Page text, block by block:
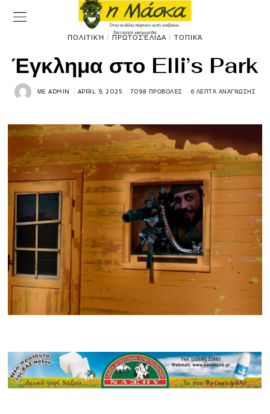
ΠΟΛΙΤΙΚΉ / ΠΡΩΤΟΣΈΛΙΔΑ / ΤΟΠΙΚΆ
Έγκλημα στο Elli’s Park
ΜΕADMIN APRIL 9, 2025 7098 ΠΡΟΒΟΛΈΣ 6 ΛΕΠΤΆ ΑΝΆΓΝΩΣΗΣ